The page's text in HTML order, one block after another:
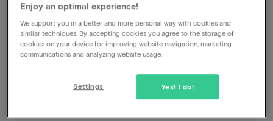
Hoe kan ik mijn boeking annuleren, bij het hotel of
correspondentie kan dit het makkelijkste doorgeven
aan ons via het contactformulier.
Enjoy an optimal experience!
We support you in a better and more personal way with cookies and
similar techniques. By accepting cookies you agree to the storage of
cookies on your device for improving website navigation, marketing
communications and analyzing website usage.
Yes! I do!
Settings